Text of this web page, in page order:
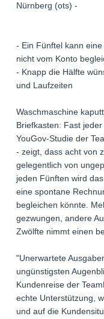
Nürnberg (ots) -
- Ein Fünftel kann
nicht vom Konto
- Knapp die Hälfte
und Laufzeiten
Waschmaschine
Briefkasten: Fast
YouGov-Studie der
- zeigt, dass acht von
gelegentlich von
jeden Fünften wird
eine spontane
begleichen könnte.
gezwungen, andere
Zwölfte nimmt einen
"Unerwartete
ungünstigsten
Kundenreise der
echte Unterstützung,
und auf die